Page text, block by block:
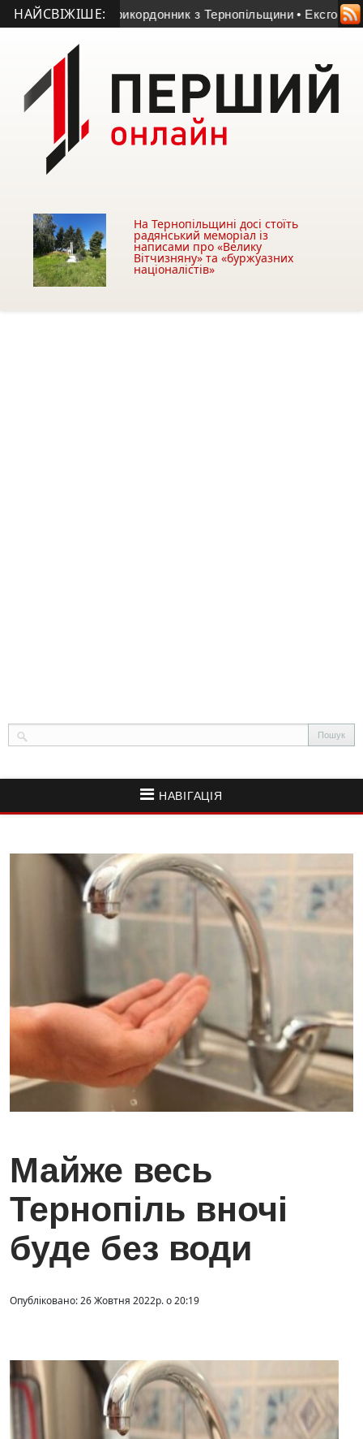
НАЙСВІЖІШЕ:
23-річний прикордонник з Тернопільщини • Ексголкіпер
На Тернопільщині досі стоїть
радянський меморіал із
написами про «Велику
Вітчизняну» та «буржуазних
націоналістів»
НАВІГАЦІЯ
Майже весь
Тернопіль вночі
буде без води
Опубліковано: 26 Жовтня 2022р. о 20:19